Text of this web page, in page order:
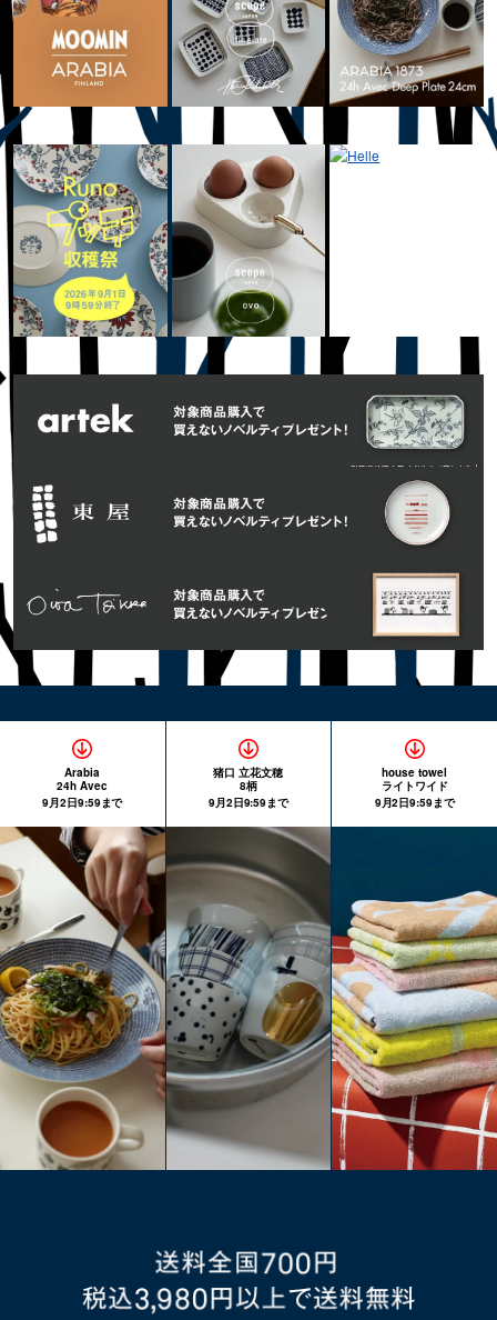
Arabia
24h Avec
9月2日9:59まで
猪口 立花文穂
8柄
9月2日9:59まで
house towel
ライトワイド
9月2日9:59まで